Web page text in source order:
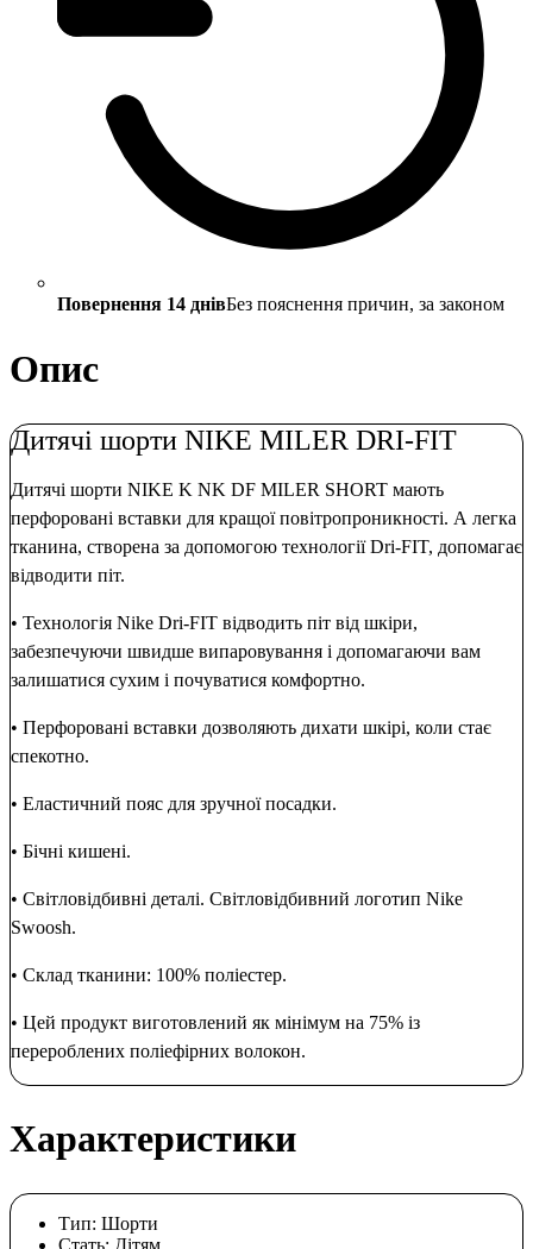
Повернення 14 днівБез пояснення причин, за законом
Опис
Дитячі шорти NIKE MILER DRI-FIT
Дитячі шорти NIKE K NK DF MILER SHORT мають
перфоровані вставки для кращої повітропроникності. А легка
тканина, створена за допомогою технології Dri-FIT, допомагає
відводити піт.
• Технологія Nike Dri-FIT відводить піт від шкіри,
забезпечуючи швидше випаровування і допомагаючи вам
залишатися сухим і почуватися комфортно.
• Перфоровані вставки дозволяють дихати шкірі, коли стає
спекотно.
• Еластичний пояс для зручної посадки.
• Бічні кишені.
• Світловідбивні деталі. Світловідбивний логотип Nike
Swoosh.
• Склад тканини: 100% поліестер.
• Цей продукт виготовлений як мінімум на 75% із
перероблених поліефірних волокон.
Характеристики
Тип: Шорти
Стать: Дітям